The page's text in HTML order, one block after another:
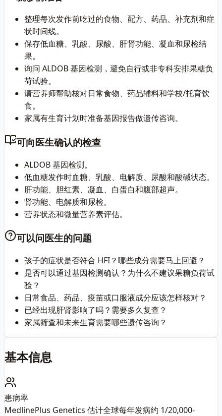
整理每次发作前吃过的食物、配方、药品、补充剂和症
状时间线。
保存低血糖、乳酸、尿酸、肝肾功能、凝血和尿检结
果。
询问 ALDOB 基因检测，避免自行或非专科安排果糖负
荷试验。
请营养师帮助核对日常食物、药品辅料和学校/托育饮
食。
家属有生育计划时准备基因报告做遗传咨询。
可向医生确认的检查
ALDOB 基因检测。
低血糖发作时血糖、乳酸、电解质、尿酸和酸碱状态。
肝功能、胆红素、凝血、白蛋白和腹部超声。
肾功能、电解质和尿检。
营养状态和微量营养素评估。
可以问医生的问题
孩子的症状是否符合 HFI？哪些成分需要马上回避？
是否可以通过基因检测确认？为什么不建议果糖负荷试
验？
日常食品、药品、疫苗或口服液成分应该怎样核对？
已经出现肝肾影响了吗？需要多久复查？
家属筛查和未来生育需要哪些遗传咨询？
基本信息
患病率
MedlinePlus Genetics 估计全球每年发病约 1/20,000-